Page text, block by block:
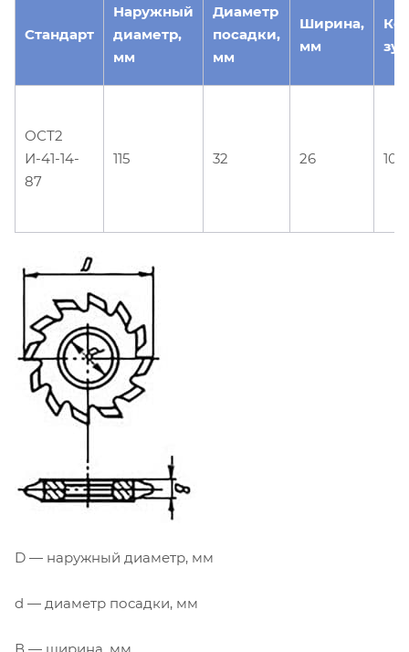
Стандарт
Наружный
диаметр,
мм
Диаметр
посадки,
мм
Ширина,
мм
ОСТ2
И-41-14-
87
115 32 26 10
D — наружный диаметр, мм
d — диаметр посадки, мм